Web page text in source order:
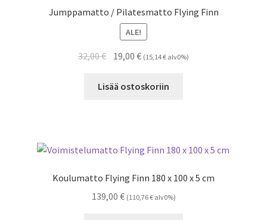
Jumppamatto / Pilatesmatto Flying Finn
ALE!
32,00€ Alkuperäinen
oli:
19,00€Nykyinen
on:
(15,14€ alv0%)
Lisää ostoskoriin
Koulumatto Flying Finn 180 x 100 x 5 cm
139,00 € (110,76€alv0%)